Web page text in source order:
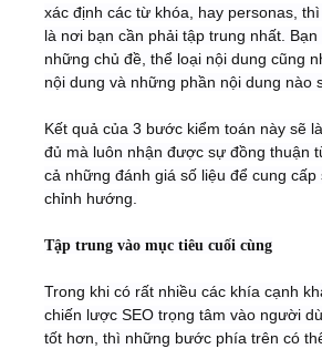
xác định các từ khóa, hay personas,
là nơi bạn cần phải tập trung nhất.
những chủ đề, thể loại nội dung cũng
nội dung và những phần nội dung nào
Kết quả của 3 bước kiểm toán này sẽ
đủ mà luôn nhận được sự đồng thuận
cả những đánh giá số liệu để cung
chỉnh hướng.
Tập trung vào mục tiêu cuối cùng
Trong khi có rất nhiều các khía cạnh
chiến lược SEO trọng tâm vào người
tốt hơn, thì những bước phía trên có